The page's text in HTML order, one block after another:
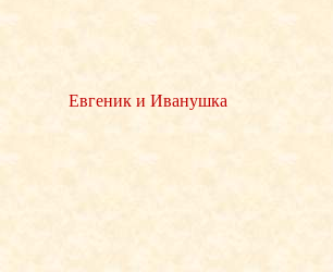
Евгеник и Иванушка